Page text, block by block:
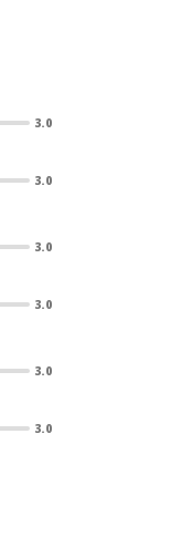
3.0
3.0
3.0
3.0
3.0
3.0